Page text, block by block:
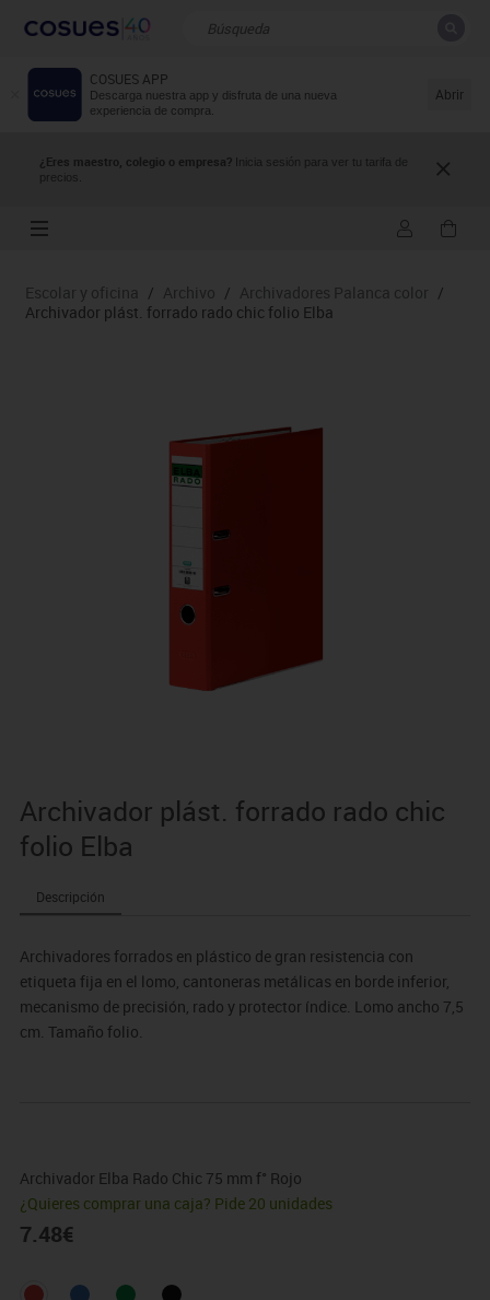
COSUES APP
Descarga nuestra app y disfruta de una nueva
experiencia de compra.
Abrir
¿Eres maestro, colegio o empresa? Inicia sesión para ver tu tarifa de
precios.
Resultados de la búsqueda
Escolar y oficina / Archivo / Archivadores Palanca color
/
Archivador plást. forrado rado chic folio Elba
Archivador plást. forrado rado chic
folio Elba
Descripción
Archivadores forrados en plástico de gran resistencia con
etiqueta fija en el lomo, cantoneras metálicas en borde inferior,
mecanismo de precisión, rado y protector índice. Lomo ancho 7,5
cm. Tamaño folio.
Archivador Elba Rado Chic 75 mm f° Rojo
¿Quieres comprar una caja? Pide 20 unidades
7.48€